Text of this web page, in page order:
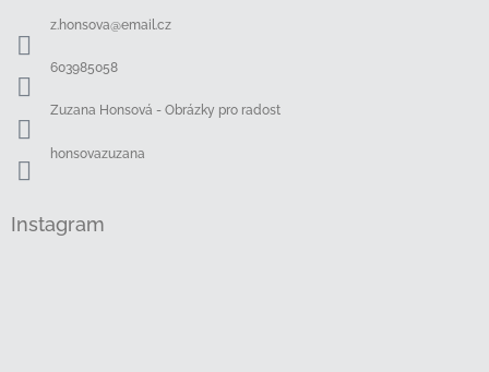
z.honsova@email.cz
603985058
Zuzana Honsová - Obrázky pro radost
honsovazuzana
Instagram